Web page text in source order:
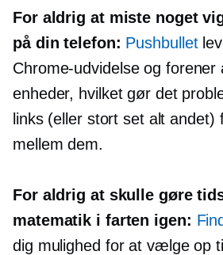
For aldrig at miste noget
på din telefon: Pushbullet
Chrome-udvidelse og forener
enheder, hvilket gør det
links (eller stort set alt andet)
mellem dem.
For aldrig at skulle gøre
matematik i farten igen:
dig mulighed for at vælge op